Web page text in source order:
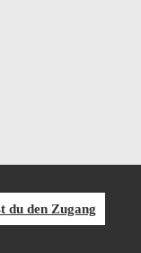
du den Zugang